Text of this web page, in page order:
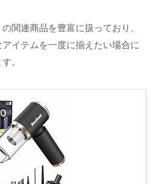
関連商品を豊富に扱っており、
イテムを一度に揃えたい場合に
。